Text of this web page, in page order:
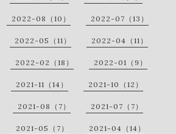
2022-08（10） 2022-07（13）
2022-05（11） 2022-04（11）
2022-02（18） 2022-01（9）
2021-11（14） 2021-10（12）
2021-08（7） 2021-07（7）
2021-05（7） 2021-04（14）